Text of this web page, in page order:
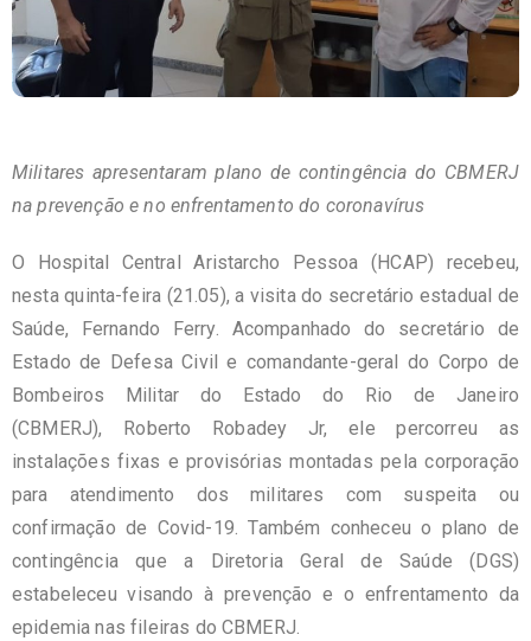
Militares apresentaram plano de contingência do CBMERJ
na prevenção e no enfrentamentodo coronavírus
O Hospital Central Aristarcho Pessoa (HCAP) recebeu,
nesta quinta-feira (21.05), a visita do secretário estadual de
Saúde, Fernando Ferry. Acompanhado do secretário de
Estado de Defesa Civil e comandante-geral do Corpo de
Bombeiros Militar do Estado do Rio de Janeiro
(CBMERJ), Roberto Robadey Jr, ele percorreu as
instalações fixas e provisórias montadas pela corporação
para atendimento dos militares com suspeita ou
confirmação de Covid-19. Também conheceu o plano de
contingência que a Diretoria Geral de Saúde (DGS)
estabeleceu visando à prevenção e o enfrentamento da
epidemia nas fileiras do CBMERJ.